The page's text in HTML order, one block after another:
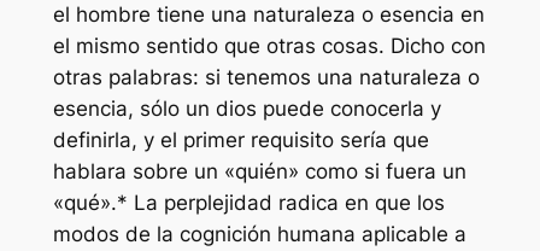
el hombre tiene una naturaleza o esencia en
el mismo sentido que otras cosas. Dicho con
otras palabras: si tenemos una naturaleza o
esencia, sólo un dios puede conocerla y
definirla, y el primer requisito sería que
hablara sobre un «quién» como si fuera un
«qué».* La perplejidad radica en que los
modos de la cognición humana aplicable a